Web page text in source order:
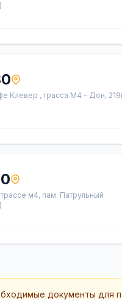
Клевер , трасса М4 - Дон,
м4, пам. Патрульный
документы для